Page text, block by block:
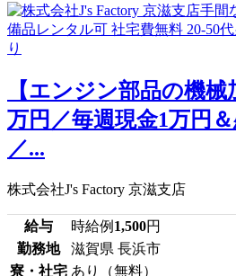
【エンジン部品の機械
万円／毎週現金1万円
／...
株式会社J's Factory 京滋支店
給与 時給例 1,500円
勤務地
滋賀県 長浜市
寮・社宅 あり（無料）